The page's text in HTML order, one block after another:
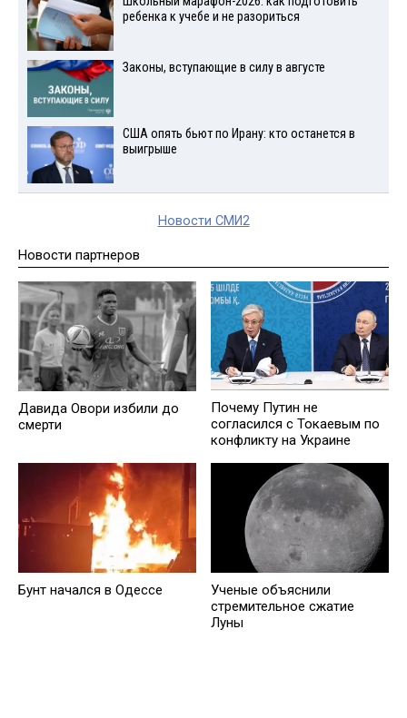
ребенка к учебе и не разориться
Законы, вступающие в силу в августе
США опять бьют по Ирану: кто останется в
выигрыше
Новости СМИ2
Новости партнеров
Давида Овори избили до
смерти
Почему Путин не
согласился с Токаевым по
конфликту на Украине
Бунт начался в Одессе
Ученые объяснили
стремительное сжатие
Луны